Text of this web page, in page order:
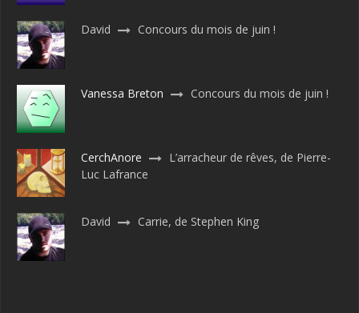
David Concours du mois de juin !
Vanessa Breton Concours du mois de juin !
CerchAnore
L’arracheur de rêves, de Pierre-
Luc Lafrance
David Carrie, de Stephen King